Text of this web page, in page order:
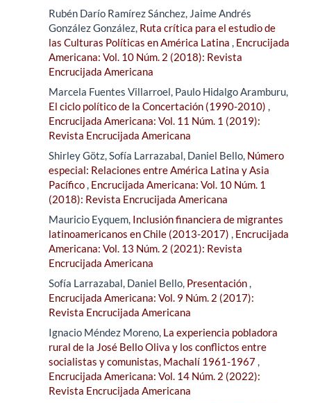
Rubén Darío Ramírez Sánchez, Jaime Andrés
González González, Ruta crítica para el estudio de
las Culturas Políticas en América Latina , Encrucijada
Americana: Vol. 10 Núm. 2 (2018): Revista
Encrucijada Americana
Marcela Fuentes Villarroel, Paulo Hidalgo Aramburu,
El ciclo político de la Concertación (1990-2010) ,
Encrucijada Americana: Vol. 11 Núm. 1 (2019):
Revista Encrucijada Americana
Shirley Götz, Sofía Larrazabal, Daniel Bello, Número
especial: Relaciones entre América Latina y Asia
Pacífico, Encrucijada Americana: Vol. 10 Núm. 1
(2018): Revista Encrucijada Americana
Mauricio Eyquem, Inclusión financiera de migrantes
latinoamericanos en Chile (2013-2017) , Encrucijada
Americana: Vol. 13 Núm. 2 (2021): Revista
Encrucijada Americana
Sofía Larrazabal, Daniel Bello, Presentación,
Encrucijada Americana: Vol. 9 Núm. 2 (2017):
Revista Encrucijada Americana
Ignacio Méndez Moreno, La experiencia pobladora
rural de la José Bello Oliva y los conflictos entre
socialistas y comunistas, Machalí 1961-1967,
Encrucijada Americana: Vol. 14 Núm. 2 (2022):
Revista Encrucijada Americana